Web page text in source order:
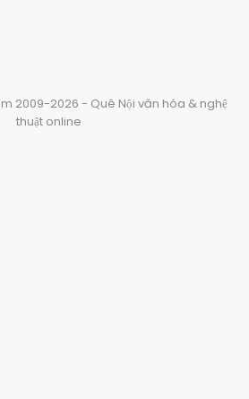
2009-2026 - Quê Nội văn hóa & nghệ
thuật online